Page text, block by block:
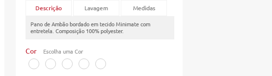
Descrição
Lavagem Medidas
Pano de Ambão bordado em tecido Minimate com
entretela. Composição 100% polyester.
Cor Escolha uma Cor